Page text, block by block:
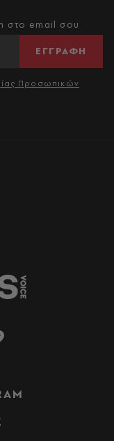
στο email σου
ΕΓΓΡΑΦΗ
Προσωπικών